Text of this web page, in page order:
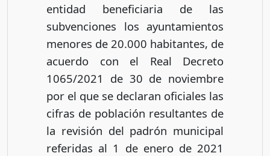
entidad beneficiaria de las
subvenciones los ayuntamientos
menores de 20.000 habitantes, de
acuerdo con el Real Decreto
1065/2021 de 30 de noviembre
por el que se declaran oficiales las
cifras de población resultantes de
la revisión del padrón municipal
referidas al 1 de enero de 2021